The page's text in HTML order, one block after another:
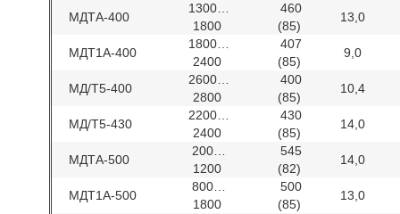
МДТА-400
1300…
1800
460
(85)
13,0
МДТ1А-400
1800…
2400
407
(85)
9,0
МД/Т5-400
2600…
2800
400
(85)
10,4
МД/Т5-430
2200…
2400
430
(85)
14,0
МДТА-500
200…
1200
545
(82)
14,0
МДТ1А-500
800…
1800
500
(85)
13,0